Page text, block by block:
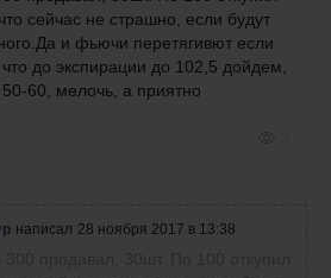
сейчас не страшно, если будут
и фьючи перетягивют если
до экспирации до 102,5 дойдем,
60, мелочь, а приятно
написал 28 ноября 2017 в 13:38